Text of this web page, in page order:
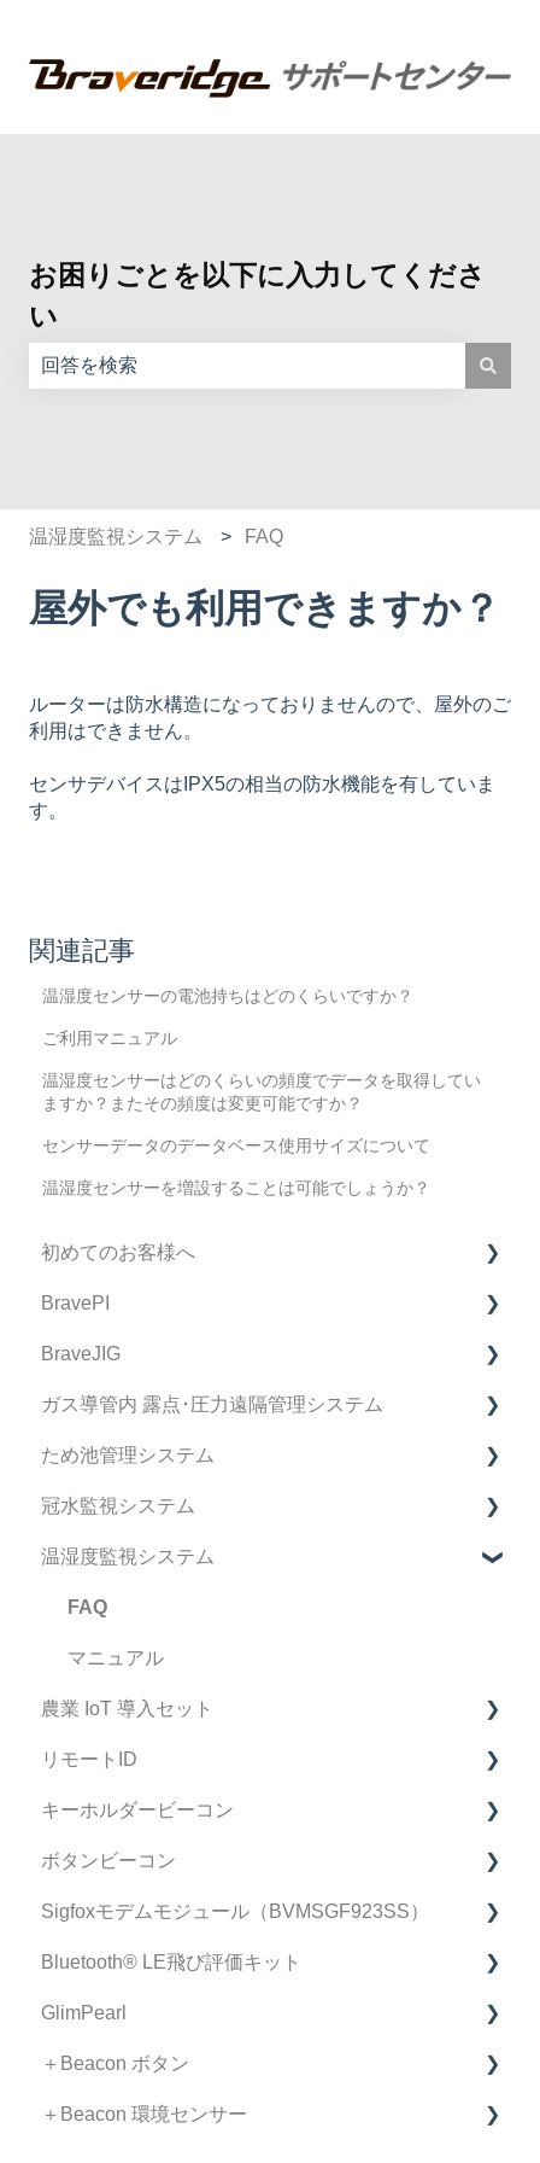
お困りごとを以下に入力してくださ
い
温湿度監視システム FAQ
屋外でも利用できますか？
ルーターは防水構造になっておりませんので、屋外のご
利用はできません。
センサデバイスはIPX5の相当の防水機能を有していま
す。
関連記事
温湿度センサーの電池持ちはどのくらいですか？
ご利用マニュアル
温湿度センサーはどのくらいの頻度でデータを取得してい
ますか？またその頻度は変更可能ですか？
センサーデータのデータベース使用サイズについて
温湿度センサーを増設することは可能でしょうか？
初めてのお客様へ
製品購入に関してのFAQ
BravePI
BravePI FAQ
スマートフォン アプリケーション FAQ
BravePI 関連動画
ドキュメント関連
ファームウェア リリースノート
BraveJIG
BraveJIG FAQ
IoT導入支援キット FAQ
BraveJIG PLUG FAQ
ガス導管内 露点･圧力遠隔管理システム
デバイス FAQ
管理システム FAQ
設置ガイドアプリ FAQ
運用・サポート FAQ
修理・点検 FAQ
データ・精度 FAQ
導入検討中のお客様へ
ため池管理システム
ため池管理システム FAQ
マニュアル
製品仕様書
冠水監視システム
冠水監視システム FAQ
マニュアル
製品仕様書
温湿度監視システム
FAQ
マニュアル
農業 IoT 導入セット
FAQ
契約・手続き
リモートID
リモートID FAQ
リモートID 受信機 FAQ
スマートフォン アプリケーション FAQ
不具合•初期不良について
リモートID情報集約ページ（仕様書、取扱説明書
キーホルダービーコン
FAQ
マニュアル
製品仕様書/取扱説明書
ボタンビーコン
FAQ
Sigfoxモデムモジュール（BVMSGF923SS）
Sigfoxモデムモジュール FAQ
Bluetooth®︎ LE飛び評価キット
Bluetooth®︎飛び評価キット FAQ
GlimPearl
GlimPearl FAQ
ファームウェア リリースノート
＋Beacon ボタン
FAQ
＋Beacon 環境センサー